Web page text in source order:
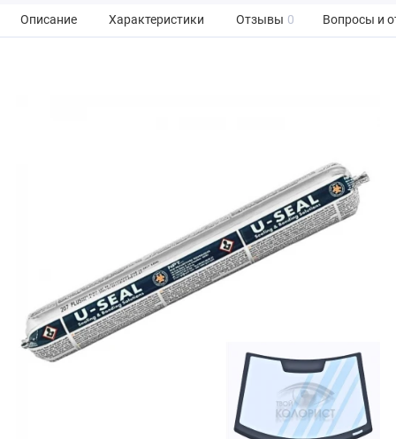
Описание Характеристики Отзывы 0 Вопросы и